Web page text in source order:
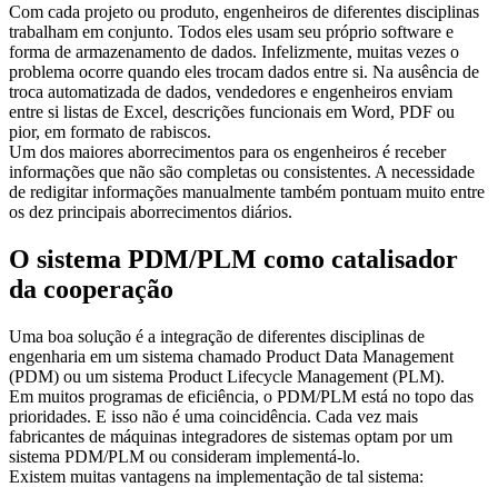
Com cada projeto ou produto, engenheiros de diferentes disciplinas
trabalham em conjunto. Todos eles usam seu próprio software e
forma de armazenamento de dados. Infelizmente, muitas vezes o
problema ocorre quando eles trocam dados entre si. Na ausência de
troca automatizada de dados, vendedores e engenheiros enviam
entre si listas de Excel, descrições funcionais em Word, PDF ou
pior, em formato de rabiscos.
Um dos maiores aborrecimentos para os engenheiros é receber
informações que não são completas ou consistentes. A necessidade
de redigitar informações manualmente também pontuam muito entre
os dez principais aborrecimentos diários.
O sistema PDM/PLM como catalisador
da cooperação
Uma boa solução é a integração de diferentes disciplinas de
engenharia em um sistema chamado Product Data Management
(PDM) ou um sistema Product Lifecycle Management (PLM).
Em muitos programas de eficiência, o PDM/PLM está no topo das
prioridades. E isso não é uma coincidência. Cada vez mais
fabricantes de máquinas integradores de sistemas optam por um
sistema PDM/PLM ou consideram implementá-lo.
Existem muitas vantagens na implementação de tal sistema: